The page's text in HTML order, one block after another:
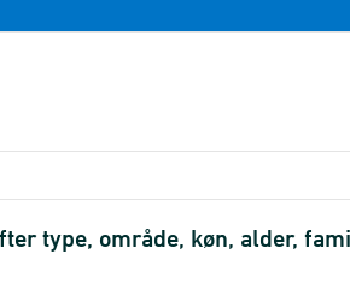
type, område, køn, alder,